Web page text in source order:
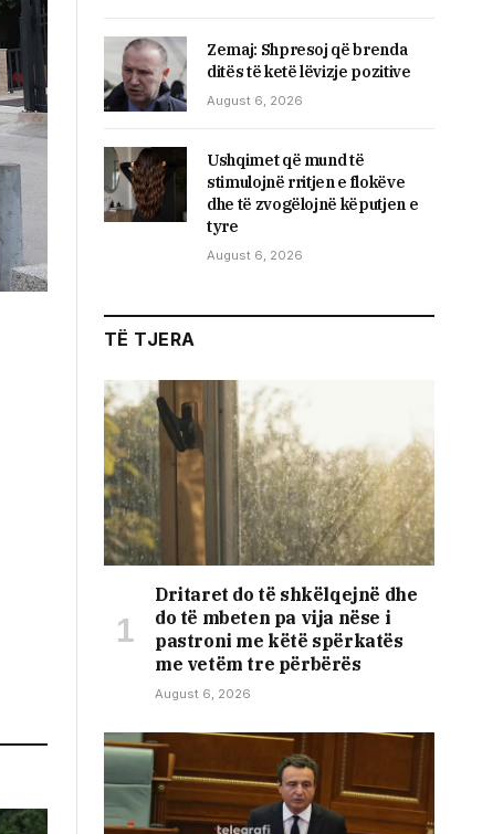
Zemaj: Shpresoj që brenda
ditës të ketë lëvizje pozitive
August 6, 2026
Ushqimet që mund të
stimulojnë rritjen e flokëve
dhe të zvogëlojnë këputjen e
tyre
August 6, 2026
TË TJERA
Dritaret do të shkëlqejnë dhe
do të mbeten pa vija nëse i
pastroni me këtë spërkatës
me vetëm tre përbërës
August 6, 2026